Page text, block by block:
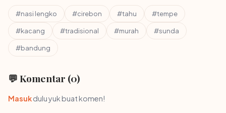
#nasi lengko #cirebon #tahu #tempe
#kacang #tradisional #murah #sunda
#bandung
💬 Komentar (0)
Masukdulu yuk buat komen!